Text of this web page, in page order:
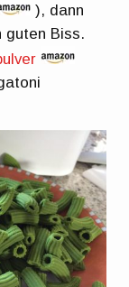
), dann
guten Biss.